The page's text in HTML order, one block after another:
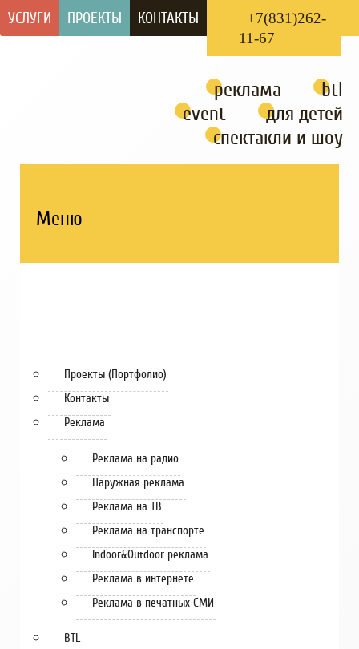
УСЛУГИ ПРОЕКТЫ КОНТАКТЫ
+7(831)262-
11-67
реклама
btl
event
для детей
спектакли и шоу
Меню
Проекты (Портфолио)
Контакты
Реклама
Реклама на радио
Наружная реклама
Реклама на ТВ
Реклама на транспорте
Indoor&Outdoor реклама
Реклама в интернете
Реклама в печатных СМИ
BTL